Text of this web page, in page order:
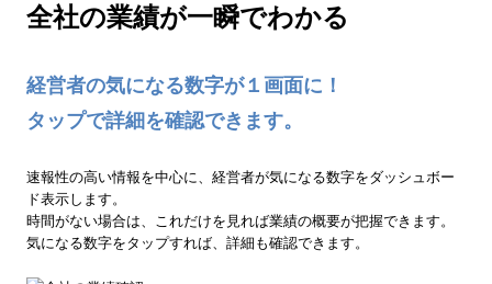
全社の業績が一瞬でわかる
経営者の気になる数字が１画面に！
タップで詳細を確認できます。
速報性の高い情報を中心に、経営者が気になる数字をダッシュボー
ド表示します。
時間がない場合は、これだけを見れば業績の概要が把握できます。
気になる数字をタップすれば、詳細も確認できます。